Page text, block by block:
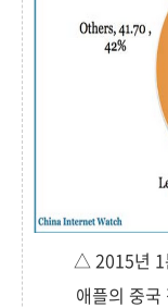
△ 2015년 1
애플의 중